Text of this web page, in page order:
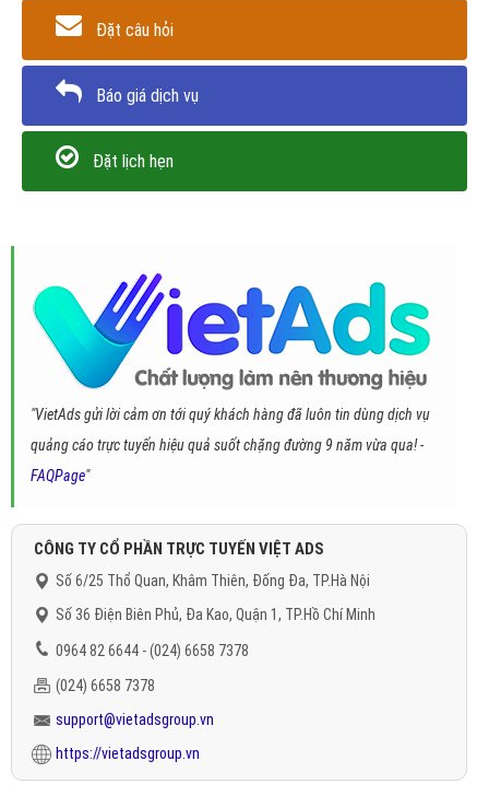
Đặt câu hỏi
Báo giá dịch vụ
Đặt lịch hẹn
"VietAds gửi lời cảm ơn tới quý khách hàng đã luôn tin dùng dịch vụ
quảng cáo trực tuyến hiệu quả suốt chặng đường 9 năm vừa qua! -
FAQPage"
CÔNG TY CỔ PHẦN TRỰC TUYẾN VIỆT ADS
Số 6/25 Thổ Quan, Khâm Thiên, Đống Đa, TP.Hà Nội
Số 36 Điện Biên Phủ, Đa Kao, Quận 1, TP.Hồ Chí Minh
0964 82 6644 - (024) 6658 7378
(024) 6658 7378
support@vietadsgroup.vn
https://vietadsgroup.vn